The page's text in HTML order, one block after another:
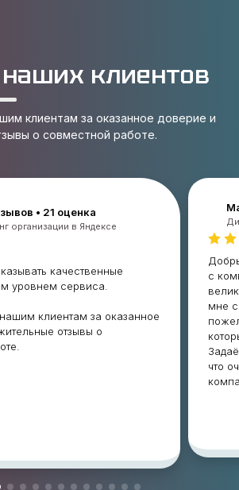
клиентов
клиентам за оказанное доверие и
о совместной работе.
• 21 оценка
организации в Яндексе
качественные
уровнем сервиса.
клиентам за оказанное
отзывы о
с
мне
что